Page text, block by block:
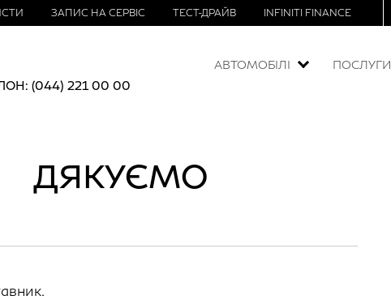
ЗАПИС НА СЕРВІС ТЕСТ-ДРАЙВ INFINITI FINANCE
(044) 221 00 00
АВТОМОБІЛІ ПОСЛУГИ
ДЯКУЄМО